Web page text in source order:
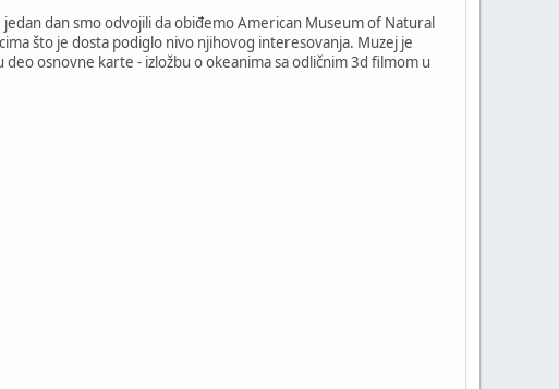
dan smo odvojili da obiđemo American Museum of Natural
što je dosta podiglo nivo njihovog interesovanja. Muzej je
osnovne karte - izložbu o okeanima sa odličnim 3d filmom u